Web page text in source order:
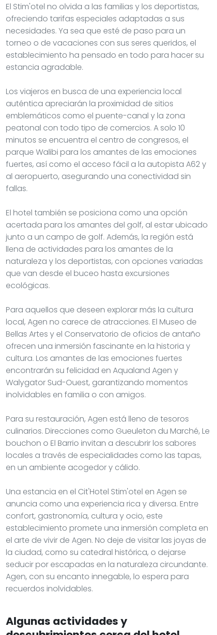
El Stim'otel no olvida a las familias y los deportistas,
ofreciendo tarifas especiales adaptadas a sus
necesidades. Ya sea que esté de paso para un
torneo o de vacaciones con sus seres queridos, el
establecimiento ha pensado en todo para hacer su
estancia agradable.
Los viajeros en busca de una experiencia local
auténtica apreciarán la proximidad de sitios
emblemáticos como el puente-canal y la zona
peatonal con todo tipo de comercios. A solo 10
minutos se encuentra el centro de congresos, el
parque Walibi para los amantes de las emociones
fuertes, así como el acceso fácil a la autopista A62 y
al aeropuerto, asegurando una conectividad sin
fallas.
El hotel también se posiciona como una opción
acertada para los amantes del golf, al estar ubicado
junto a un campo de golf. Además, la región está
llena de actividades para los amantes de la
naturaleza y los deportistas, con opciones variadas
que van desde el buceo hasta excursiones
ecológicas.
Para aquellos que deseen explorar más la cultura
local, Agen no carece de atracciones. El Museo de
Bellas Artes y el Conservatorio de oficios de antaño
ofrecen una inmersión fascinante en la historia y
cultura. Los amantes de las emociones fuertes
encontrarán su felicidad en Aqualand Agen y
Walygator Sud-Ouest, garantizando momentos
inolvidables en familia o con amigos.
Para su restauración, Agen está lleno de tesoros
culinarios. Direcciones como Gueuleton du Marché, Le
bouchon o El Barrio invitan a descubrir los sabores
locales a través de especialidades como las tapas,
en un ambiente acogedor y cálido.
Una estancia en el Cit'Hotel Stim'otel en Agen se
anuncia como una experiencia rica y diversa. Entre
confort, gastronomía, cultura y ocio, este
establecimiento promete una inmersión completa en
el arte de vivir de Agen. No deje de visitar las joyas de
la ciudad, como su catedral histórica, o dejarse
seducir por escapadas en la naturaleza circundante.
Agen, con su encanto innegable, lo espera para
recuerdos inolvidables.
Algunas actividades y